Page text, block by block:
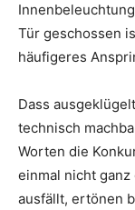
Tür geschossen
häufigeres
Dass
technisch
Worten die
einmal nicht
ausfällt, ertönen